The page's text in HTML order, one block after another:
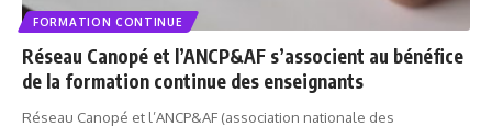
FORMATION CONTINUE
Réseau Canopé et l’ANCP&AF s’associent au bénéfice
de la formation continue des enseignants
Réseau Canopé et l’ANCP&AF (association nationale des